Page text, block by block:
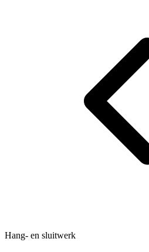
Hang- en sluitwerk